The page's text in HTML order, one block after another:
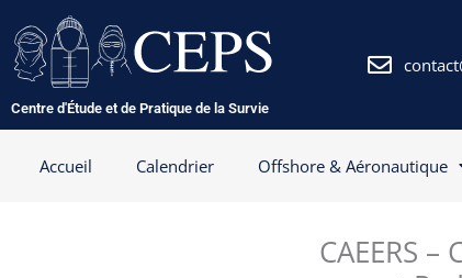
au
contenu
Centre d'Étude et de Pratique de la Survie
Accueil Calendrier Offshore & Aéronautique
CAEERS